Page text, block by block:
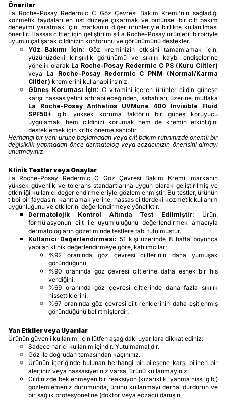
Öneriler
La Roche-Posay Redermic C Göz Çevresi Bakım Kremi'nin sağladığı
kozmetik faydaları en üst düzeye çıkarmak ve bütünsel bir cilt bakım
deneyimi yaratmak için, markanın diğer ürünleriyle birlikte kullanılması
önerilir. Hassas ciltler için geliştirilmiş La Roche-Posay ürünleri, birbiriyle
uyumlu çalışarak cildinizin konforunu ve görünümünü destekler.
Yüz Bakımı İçin: Göz kreminizin etkisini tamamlamak için,
yüzünüzdeki kırışıklık görünümü ve sıkılık kaybı endişelerine
yönelik olarak La Roche-Posay Redermic C PS (Kuru Ciltler)
veya La Roche-Posay Redermic C PNM (Normal/Karma
Ciltler) kremlerini kullanabilirsiniz.
Güneş Koruması İçin: C vitamini içeren ürünler cildin güneşe
karşı hassasiyetini artırabileceğinden, sabahları üzerine mutlaka
La Roche-Posay Anthelios UVMune 400 Invisible Fluid
SPF50+ gibi yüksek koruma faktörlü bir güneş koruyucu
uygulamak, hem cildinizi korumak hem de kremin etkinliğini
desteklemek için kritik öneme sahiptir.
Herhangi bir yeni ürüne başlamadan veya cilt bakım rutininizde önemli bir
değişiklik yapmadan önce dermatolog veya eczacınızın önerisini almayı
unutmayınız.
Klinik Testler veya Onaylar
La Roche-Posay Redermic C Göz Çevresi Bakım Kremi, markanın
yüksek güvenlik ve tolerans standartlarına uygun olarak geliştirilmiş ve
etkinliği kullanıcı değerlendirmeleriyle gözlemlenmiştir. Bu testler, ürünün
tıbbi bir faydasını kanıtlamak yerine, hassas ciltlerdeki kozmetik kullanım
uygunluğunu ve etkilerini değerlendirmeye yöneliktir.
Dermatolojik Kontrol Altında Test Edilmiştir: Ürün,
formülasyonun cilt ile uyumluluğunu değerlendirmek amacıyla
dermatologların gözetiminde testlere tabi tutulmuştur.
Kullanıcı Değerlendirmesi: 51 kişi üzerinde 8 hafta boyunca
yapılan klinik değerlendirmeye göre, katılımcılar;
%92 oranında göz çevresi ciltlerinin daha yumuşak
göründüğünü,
%90 oranında göz çevresi ciltlerine daha esnek bir his
verdiğini,
%69 oranında göz çevresi ciltlerinde daha fazla sıkılık
hissettiklerini,
%67 oranında göz çevresi cilt renklerinin daha eşitlenmiş
göründüğünü belirtmişlerdir.
Yan Etkiler veya Uyarılar
Ürünün güvenli kullanımı için lütfen aşağıdaki uyarılara dikkat ediniz:
Sadece harici kullanım içindir. Yutulmamalıdır.
Göz ile doğrudan temasından kaçınınız.
Ürünün içeriğinde bulunan herhangi bir bileşene karşı bilinen bir
alerjiniz veya hassasiyetiniz varsa, ürünü kullanmayınız.
Cildinizde beklenmeyen bir reaksiyon (kızarıklık, yanma hissi gibi)
gözlemlemeniz durumunda, ürünü kullanmayı derhal durdurun ve
bir sağlık profesyoneline (doktor veya eczacı) danışın.